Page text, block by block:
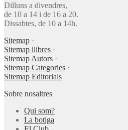
Dilluns a divendres,
de 10 a 14 i de 16 a 20.
Dissabtes, de 10 a 14h.
Sitemap ·
Sitemap llibres ·
Sitemap Autors ·
Sitemap Categories ·
Sitemap Editorials
Sobre nosaltres
Qui som?
La botiga